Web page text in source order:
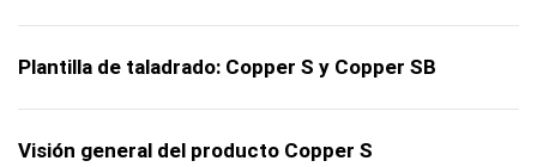
Plantilla de taladrado: Copper S y Copper SB
Visión general del producto Copper S